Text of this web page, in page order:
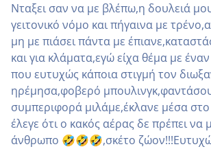
Νταξει σαν να με βλέπω,η δουλειά
γειτονικό νόμο και πήγαινα με
μη με πιάσει πάντα με
και για κλάματα,εγώ είχα θέμα με
που ευτυχώς κάποια στιγμή τον
ηρέμησα,φοβερό μπουλινγκ,φαντάσου
συμπεριφορά μιλάμε,έκλανε μέσα στο
έλεγε ότι ο κακός αέρας δε πρέπει να
άνθρωπο 🤣🤣🤣,σκέτο